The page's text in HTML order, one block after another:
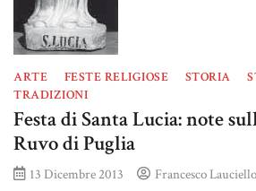
ARTE FESTE RELIGIOSE STORIA
TRADIZIONI
Festa di Santa Lucia: note
Ruvo di Puglia
13 Dicembre 2013 Francesco Lauciello